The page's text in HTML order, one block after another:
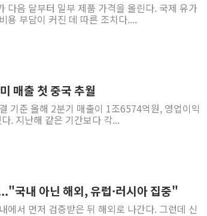
음 달부터 일부 제품 가격을 올린다. 국제 유가
용 부담이 커진 데 따른 조치다....
매출 첫 중국 추월
기준 올해 2분기 매출이 1조6574억원, 영업이익
. 지난해 같은 기간보다 각...
국내 아닌 해외, 유럽·러시아 집중"
서 먼저 검증받은 뒤 해외로 나간다. 그런데 신